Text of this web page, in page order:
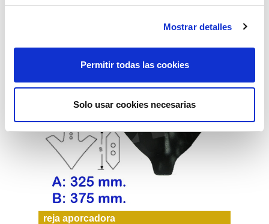
Mostrar detalles
Permitir todas las cookies
Solo usar cookies necesarias
reja aporcadora